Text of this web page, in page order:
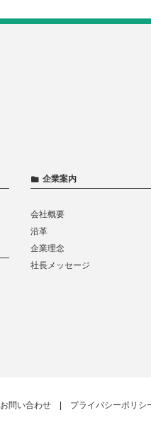
企業案内
会社概要
沿革
企業理念
社長メッセージ
お問い合わせ プライバシーポリシ